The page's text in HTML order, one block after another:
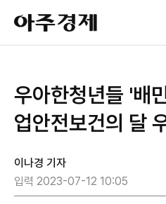
아
주
경
우아한청년들 '배
업안전보건의 달
이나경 기자
입력 2023-07-12 10:05